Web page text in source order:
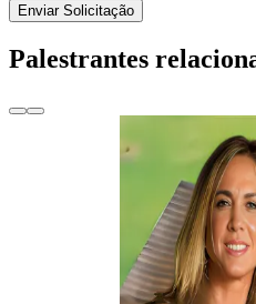
Enviar Solicitação
Palestrantes